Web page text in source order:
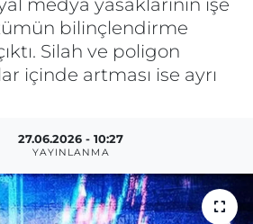
medya yasaklarının işe
bilinçlendirme
Silah ve poligon
içinde artması ise ayrı
27.06.2026 - 10:27
YAYINLANMA